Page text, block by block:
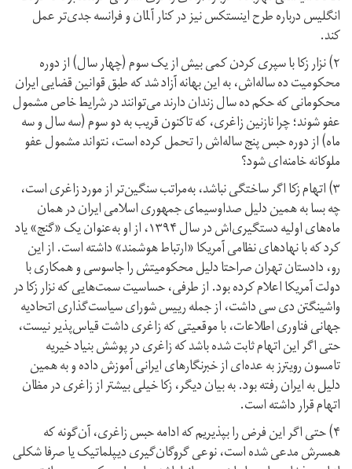
انگلیس درباره طرح اینستکس نیز در کنار آلمان و فرانسه جدی‌تر عمل
کند.
۲) نزار زکا با سپری کردن کمی بیش از یک سوم (چهار سال) از دوره
محکومیت ده ساله‌اش، به این بهانه آزاد شد که طبق قوانین قضایی ایران
محکومانی که حکم ده سال زندان دارند می‌توانند در شرایط خاص مشمول
عفو شوند؛ چرا نازنین زاغری، که تاکنون قریب به دو سوم (سه سال و سه
ماه) از دوره حبس پنج ساله‌اش را تحمل کرده است، نتواند مشمول عفو
ملوکانه خامنه‌ای شود؟
۳) اتهام زکا اگر ساختگی نباشد، به‌مراتب سنگین‌تر از مورد زاغری است،
چه بسا به همین دلیل صدا‌و‌سیمای جمهوری اسلامی ایران در همان
ماه‌های اولیه دستگیری‌اش در سال ۱۳۹۴، از او به‌عنوان یک «گنج» یاد
کرد که با نهادهای نظامی آمریکا «ارتباط هوشمند» داشته است. از این
رو، دادستان تهران صراحتا دلیل محکومیتش را جاسوسی و همکاری با
دولت آمریکا اعلام کرده بود. از طرفی، حساسیت سمت‌هایی که نزار زکا در
واشینگتن دی سی داشت، از جمله رییس شورای سیاست‌گذاری اتحادیه
جهانی فناوری اطلاعات، با موقعیتی که زاغری داشت قیاس‌پذیر نیست،
حتی اگر این اتهام ثابت شده باشد که زاغری در پوشش بنیاد خیریه
تامسون رویترز به عده‌ای از خبرنگارهای ایرانی آموزش داده و به همین
دلیل به ایران رفته بود. به بیان دیگر، زکا خیلی بیشتر از زاغری در مظان
اتهام قرار داشته است.
۴) حتی اگر این فرض را بپذیریم که ادامه حبس زاغری، آن‌گونه که
همسرش مدعی شده است، نوعی گروگان‌گیری دیپلماتیک یا صرفا شکلی